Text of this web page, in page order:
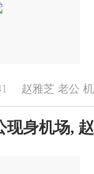
赵雅芝 老公
现身机场,